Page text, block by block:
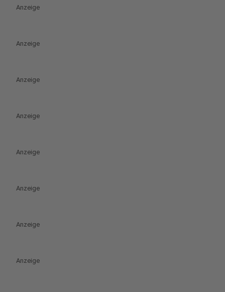
Anzeige
Anzeige
Anzeige
Anzeige
Anzeige
Anzeige
Anzeige
Anzeige